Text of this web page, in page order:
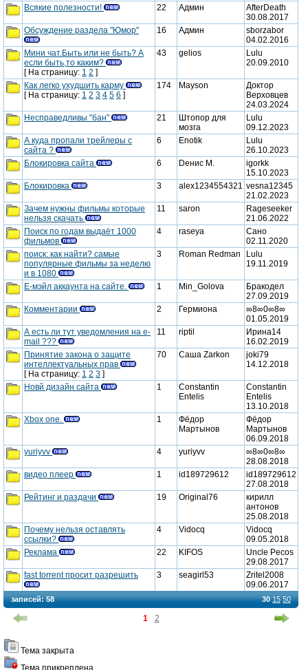
сообщения
новые
сообщения
Всякие полезности! 22 Админ
AfterDeath
30.08.2017
новые
сообщения
Обсуждение раздела "Юмор" 16 Админ
sborzabor
04.02.2016
новые
сообщения
Мини чат.Быть или не быть? А
если быть,то каким?
[ На страницу: 1 2 ]
43 gelios
Lulu
20.09.2010
сообщения
Как легко ухудшить карму
[ На страницу: 1 2 3 4 5 6 ]
174 Mayson
Доктор
Верховцев
24.03.2024
новые
сообщения
Несправедливы "бан" 21
Штопор для
мозга
Lulu
09.12.2023
новые
сообщения
А куда пропали трейлеры с
сайта ?
6 Enotik
Lulu
26.10.2023
новые
сообщения
Блокировка сайта 6 Dенис М.
igorkk
15.10.2023
новые
сообщения
Блокировка 3 alex1234554321 vesna12345
21.02.2023
новые
сообщения
Зачем нужны фильмы которые
нельзя скачать
11 saron
Rageseeker
21.06.2022
новые
сообщения
Поиск по годам выдаёт 1000
фильмов
4 raseya
Сано
02.11.2020
новые
сообщения
поиск: как найти? самые
популярные фильмы за неделю
и в 1080
3 Roman Redman
Lulu
19.11.2019
новые
сообщения
Е-мэйл аккаунта на сайте. 1 Min_Golova
Бракодел
27.09.2019
новые
сообщения
Комментарии 2 Гермиона
∞8∞0∞8∞
01.05.2019
новые
сообщения
А есть ли тут уведомления на e-
mail ???
11 riptil
Ирина14
16.02.2019
новые
сообщения
Принятие закона о защите
интеллектуальных прав
[ На страницу: 1 2 3 ]
70 Саша Zarkon
joki79
14.12.2018
сообщения
Новй дизайн сайта 1
Constantin
Entelis
Constantin
Entelis
13.10.2018
сообщения
Xbox one. 1
Фёдор
Мартынов
Фёдор
Мартынов
06.09.2018
новые
сообщения
yuriyvv 4 yuriyvv
∞8∞0∞8∞
28.08.2018
новые
сообщения
видео плеер 1 id189729612
id189729612
27.08.2018
сообщения
Рейтинг и раздачи 19 Original76
кирилл
антонов
25.08.2018
новые
сообщения
Почему нельзя оставлять
ссылки?
4 Vidocq
Vidocq
09.05.2018
новые
сообщения
Реклама 22 KIFOS
Uncle Pecos
29.08.2017
новые
сообщения
fast torrent просит разрешить 3 seagirl53
Zritel2008
09.06.2017
записей:58 30 15 50
1 2
закрыта
Тема закрыта
Тема прикреплена